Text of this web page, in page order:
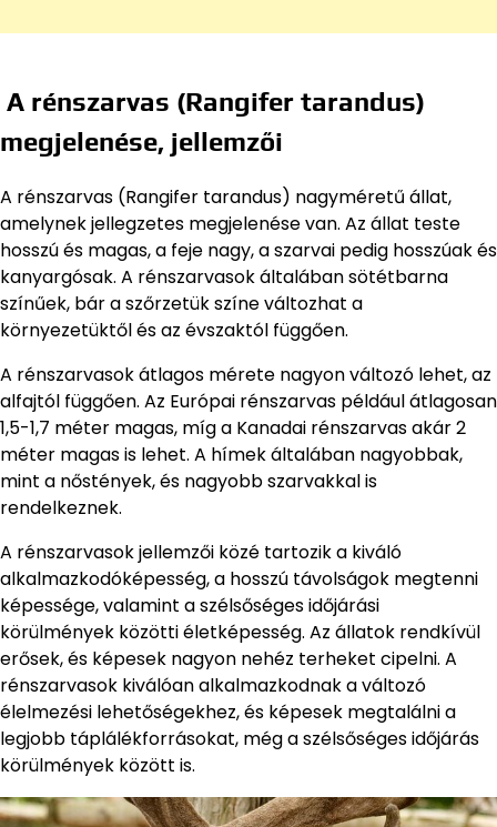
A rénszarvas (Rangifer tarandus)
megjelenése, jellemzői
A rénszarvas (Rangifer tarandus) nagyméretű állat,
amelynek jellegzetes megjelenése van. Az állat teste
hosszú és magas, a feje nagy, a szarvai pedig hosszúak és
kanyargósak. A rénszarvasok általában sötétbarna
színűek, bár a szőrzetük színe változhat a
környezetüktől és az évszaktól függően.
A rénszarvasok átlagos mérete nagyon változó lehet, az
alfajtól függően. Az Európai rénszarvas például átlagosan
1,5-1,7 méter magas, míg a Kanadai rénszarvas akár 2
méter magas is lehet. A hímek általában nagyobbak,
mint a nőstények, és nagyobb szarvakkal is
rendelkeznek.
A rénszarvasok jellemzői közé tartozik a kiváló
alkalmazkodóképesség, a hosszú távolságok megtenni
képessége, valamint a szélsőséges időjárási
körülmények közötti életképesség. Az állatok rendkívül
erősek, és képesek nagyon nehéz terheket cipelni. A
rénszarvasok kiválóan alkalmazkodnak a változó
élelmezési lehetőségekhez, és képesek megtalálni a
legjobb táplálékforrásokat, még a szélsőséges időjárás
körülmények között is.